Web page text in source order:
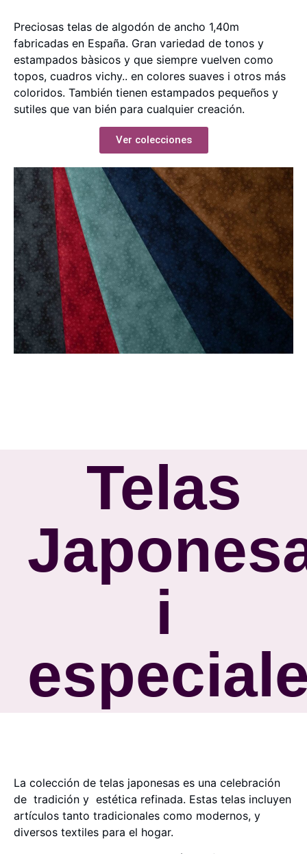
Preciosas telas de algodón de ancho 1,40m
fabricadas en España. Gran variedad de tonos y
estampados bàsicos y que siempre vuelven como
topos, cuadros vichy.. en colores suaves i otros más
coloridos. También tienen estampados pequeños y
sutiles que van bién para cualquier creación.
Ver colecciones
Telas
i
La colección de telas japonesas es una celebración
de tradición y estética refinada. Estas telas incluyen
artículos tanto tradicionales como modernos, y
diversos textiles para el hogar.